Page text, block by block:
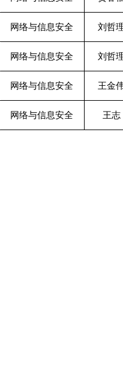
网络与信息安全 刘哲
网络与信息安全 刘哲
网络与信息安全 王金
网络与信息安全 王志